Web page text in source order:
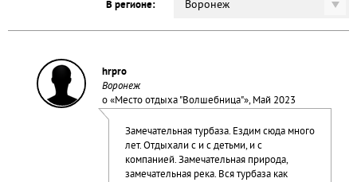
В регионе: Воронеж
hrpro
Воронеж
о «Место отдыха "Волшебница"», Май 2023
Замечательная турбаза. Ездим сюда много
лет. Отдыхали с и с детьми, и с
компанией. Замечательная природа,
замечательная река. Вся турбаза как